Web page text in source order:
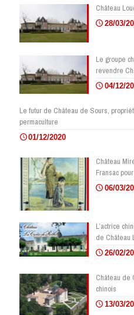
Château
28/03/
Le groupe
revendre
04/12/
Le futur de Château de Sours,
permaculture
01/12/2020
Château
Fransac
06/03/
L’actrice
de Château
26/02/
Château de
chinois
13/03/